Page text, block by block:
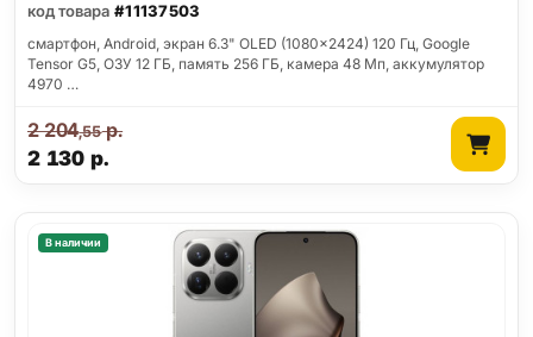
код товара #11137503
смартфон, Android, экран 6.3" OLED (1080x2424) 120 Гц, Google
Tensor G5, ОЗУ 12 ГБ, память 256 ГБ, камера 48 Мп, аккумулятор
4970 …
2 130 р.
2 204,55р.
В наличии